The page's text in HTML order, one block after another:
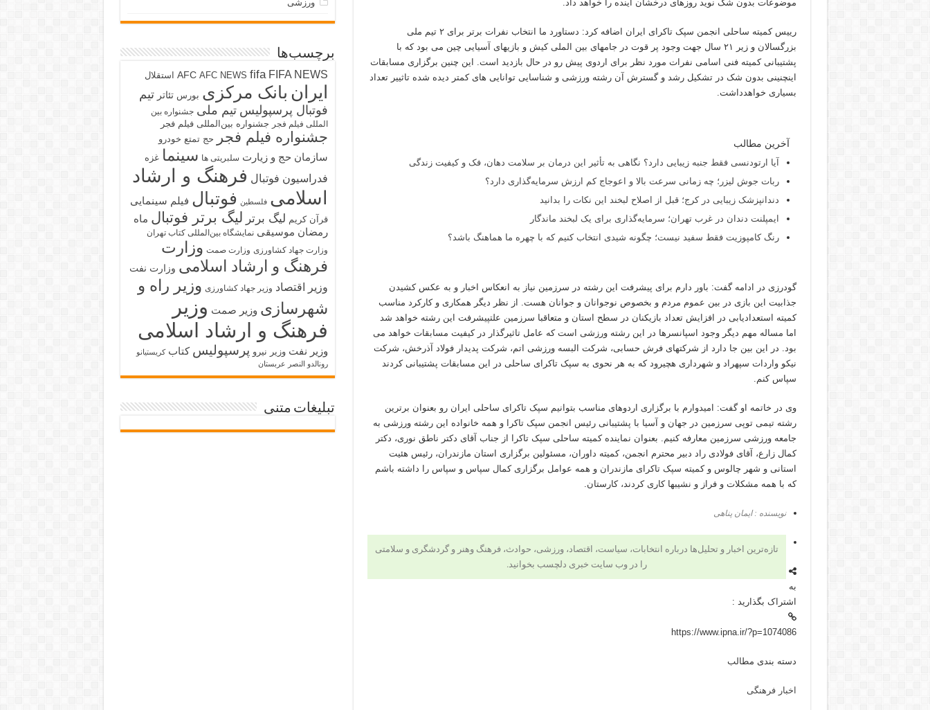
موضوعات بدون شک نوید روزهای درخشان آینده را خواهد داد.
رییس کمیته ساحلی انجمن سپک تاکرای ایران اضافه کرد: دستاورد ما انتخاب نفرات برتر برای ۲ تیم ملی
بزرگسالان و زیر ۲۱ سال جهت وجود پر قوت در جامهای بین الملی کیش و بازیهای آسیایی چین می بود که با
پشتیبانی کمیته فنی اسامی نفرات مورد نظر برای اردوی پیش رو در حال بازدید است. این چنین برگزاری مسابقات
اینچنینی بدون شک در تشکیل رشد و گسترش آن رشته ورزشی و شناسایی توانایی های کمتر دیده شده تاثییر تعداد
بسیاری خواهدداشت.
آخرین مطالب
آیا ارتودنسی فقط جنبه زیبایی دارد؟ نگاهی به تأثیر این درمان بر سلامت دهان، فک و کیفیت زندگی
ربات جوش لیزر؛ چه زمانی سرعت بالا و اعوجاج کم ارزش سرمایه‌گذاری دارد؟
دندانپزشک زیبایی در کرج؛ قبل از اصلاح لبخند این نکات را بدانید
ایمپلنت دندان در غرب تهران؛ سرمایه‌گذاری برای یک لبخند ماندگار
رنگ کامپوزیت فقط سفید نیست؛ چگونه شیدی انتخاب کنیم که با چهره ما هماهنگ باشد؟
گودرزی در ادامه گفت: باور دارم برای پیشرفت این رشته در سرزمین نیاز به انعکاس اخبار و به عکس کشیدن
جذابیت این بازی در بین عموم مردم و بخصوص نوجوانان و جوانان هست. از نظر دیگر همکاری و کارکرد مناسب
کمیته استعدادیابی در افزایش تعداد بازیکنان در سطح استان و متعاقبا سرزمین علتپیشرفت این رشته خواهد شد
اما مساله مهم دیگر وجود اسپانسرها در این رشته ورزشی است که عامل تاثیرگذار در کیفیت مسابقات خواهد می
بود. در این بین جا دارد از شرکتهای فرش حسابی، شرکت البسه ورزشی اتم، شرکت پدیدار فولاد آذرخش، شرکت
نیکو واردات سپهراد و شهرداری هچیرود که به هر نحوی به سپک تاکرای ساحلی در این مسابقات پشتیبانی کردند
سپاس کنم.
وی در خاتمه او گفت: امیدوارم با برگزاری اردوهای مناسب بتوانیم سپک تاکرای ساحلی ایران رو بعنوان برترین
رشته تیمی توپی سرزمین در جهان و آسیا با پشتیبانی رئیس انجمن سپک تاکرا و همه خانواده این رشته ورزشی به
جامعه ورزشی سرزمین معارفه کنیم. بعنوان نماینده کمیته ساحلی سپک تاکرا از جناب آقای دکتر ناطق نوری، دکتر
کمال زارع، آقای فولادی راد دبیر محترم انجمن، کمیته داوران، مسئولین برگزاری استان مازندران، رئیس هئیت
استانی و شهر چالوس و کمیته سپک تاکرای مازندران و همه عوامل برگزاری کمال سپاس و سپاس را داشته باشم
که با همه مشکلات و فراز و نشیبها کاری کردند، کارستان.
نویسنده : ایمان پناهی
تازه‌ترین اخبار و تحلیل‌ها درباره انتخابات، سیاست، اقتصاد، ورزشی، حوادث، فرهنگ وهنر و گردشگری و سلامتی
را در وب سایت خبری دلچسب بخوانید.
به
اشتراک بگذارید :
https://www.ipna.ir/?p=1074086
دسته بندی مطالب
اخبار فرهنگی
ورزشی
برچسب‌ها
AFC AFC NEWS fifa FIFA NEWS استقلال
ایران بانک مرکزی بورس تئاتر تیم
فوتبال پرسپولیس تیم ملی جشنواره بین
المللی فیلم فجر جشنواره بین‌المللی فیلم فجر
جشنواره فیلم فجر حج تمتع خودرو
سازمان حج و زیارت سلبریتی ها سینما غزه
فدراسیون فوتبال فرهنگ و ارشاد
اسلامی فلسطین فوتبال فیلم سینمایی
قرآن کریم لیگ برتر لیگ برتر فوتبال ماه
رمضان موسیقی نمایشگاه بین‌المللی کتاب تهران
وزارت جهاد کشاورزی وزارت صمت وزارت
فرهنگ و ارشاد اسلامی وزارت نفت
وزیر اقتصاد وزیر جهاد کشاورزی وزیر راه و
شهرسازی وزیر صمت وزیر
فرهنگ و ارشاد اسلامی
وزیر نفت وزیر نیرو پرسپولیس کتاب کریستیانو
رونالدو النصر عربستان
تبلیغات متنی